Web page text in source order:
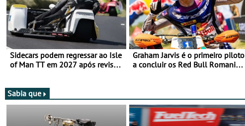
Sidecars podem regressar ao Isle
of Man TT em 2027 após revisão
Graham Jarvis é o primeiro piloto
a concluir os Red Bull Romaniacs
Sabia que